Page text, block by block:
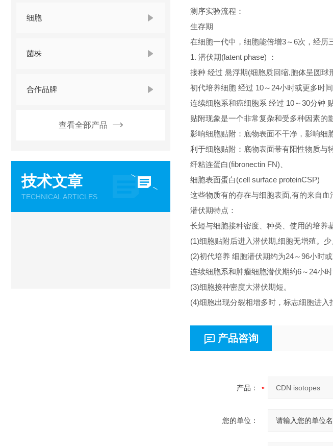
细胞
菌株
合作品牌
查看全部产品
技术文章
TECHNICAL ARTICLES
测序实验流程：
生存期
在细胞一代中，细胞能倍增3～6次，经历
1. 潜伏期(latent phase) ：
接种 经过 悬浮期(细胞质回缩,胞体呈圆球
初代培养细胞 经过 10～24小时或更多时间
连续细胞系和癌细胞系 经过 10～30分钟 贴
贴附现象是一个非常复杂和受多种因素的
影响细胞贴附：底物表面不干净，影响细
利于细胞贴附：底物表面带有阳性物质与
纤粘连蛋白(fibronectin FN)、
细胞表面蛋白(cell surface proteinCSP)
这些物质有的存在与细胞表面,有的来自血
潜伏期特点：
长短与细胞接种密度、种类、使用的培养
(1)细胞贴附后进入潜伏期,细胞无增殖。少
(2)初代培养 细胞潜伏期约为24～96小时或
连续细胞系和肿瘤细胞潜伏期约6～24小时
(3)细胞接种密度大潜伏期短。
(4)细胞出现分裂相增多时，标志细胞进入
产品咨询
产品：
您的单位：